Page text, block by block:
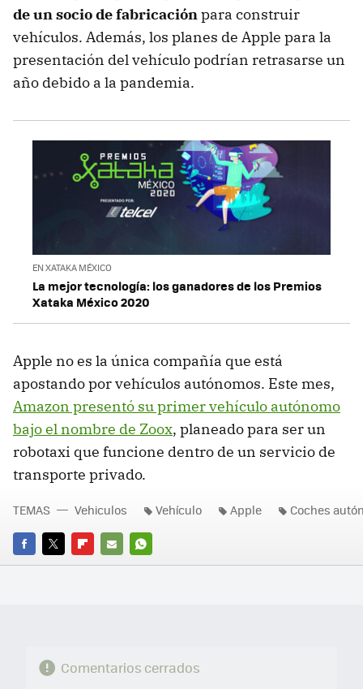
de un socio de fabricaciónpara construir
vehículos. Además, los planes de Apple para la
presentación del vehículo podrían retrasarse un
año debido a la pandemia.
EN XATAKA MÉXICO
La mejor tecnología: los ganadores de los Premios
Xataka México 2020
Apple no es la única compañía que está
apostando por vehículos autónomos. Este mes,
Amazon presentó su primer vehículo autónomo
bajo el nombre de Zoox, planeado para ser un
robotaxi que funcione dentro de un servicio de
transporte privado.
FACEBOOK
TWITTERFLIPBOARD
E-
WHATSAPP
TEMAS Vehiculos Vehículo Apple Coches
Comentarios cerrados